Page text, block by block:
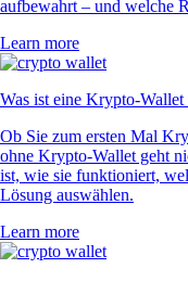
aufbewahrt – und welche
Learn more
Was ist eine Krypto-
Ob Sie zum ersten Mal
ohne Krypto-Wallet geht
ist, wie sie funktioniert,
Lösung auswählen.
Learn more